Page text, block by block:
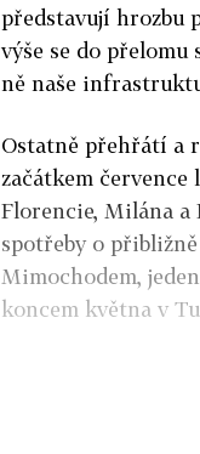
představují hrozbu
výše se do
ně naše
Ostatně přehřátí a
začátkem
Florencie, Milána a
spotřeby o
Mimochodem,
koncem května v